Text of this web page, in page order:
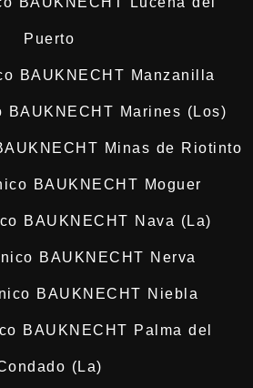
Puerto
BAUKNECHT Manzanilla
BAUKNECHT Marines (Los)
Minas de Riotinto
BAUKNECHT Moguer
BAUKNECHT Nava (La)
BAUKNECHT Nerva
BAUKNECHT Niebla
BAUKNECHT Palma del
(La)